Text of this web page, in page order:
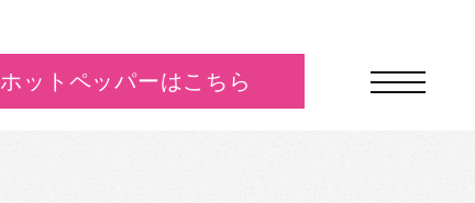
ホットペッパーはこちら